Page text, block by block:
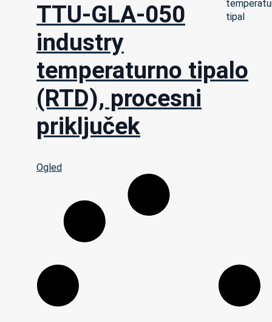
TTU-GLA-050
industry
temperaturno tipalo
(RTD), procesni
priključek
Ogled